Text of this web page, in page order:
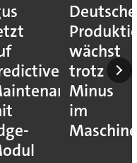
Deutsche
wächst
trotz
Minus
im